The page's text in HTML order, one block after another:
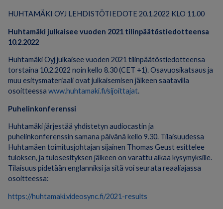
HUHTAMÄKI OYJ LEHDISTÖTIEDOTE 20.1.2022 KLO 11.00
Huhtamäki julkaisee vuoden 2021 tilinpäätöstiedotteensa
10.2.2022
Huhtamäki Oyj julkaisee vuoden 2021 tilinpäätöstiedotteensa
torstaina 10.2.2022 noin kello 8.30 (CET +1). Osavuosikatsaus ja
muu esitysmateriaali ovat julkaisemisen jälkeen saatavilla
osoitteessa www.huhtamaki.fi/sijoittajat.
Puhelinkonferenssi
Huhtamäki järjestää yhdistetyn audiocastin ja
puhelinkonferenssin samana päivänä kello 9.30. Tilaisuudessa
Huhtamäen toimitusjohtajan sijainen Thomas Geust esittelee
tuloksen, ja tulosesityksen jälkeen on varattu aikaa kysymyksille.
Tilaisuus pidetään englanniksi ja sitä voi seurata reaaliajassa
osoitteessa:
https://huhtamaki.videosync.fi/2021-results